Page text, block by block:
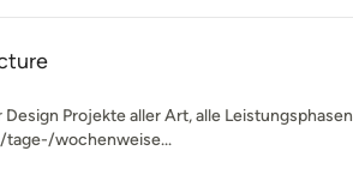
Projekte aller Art, alle Leistungsphasen
tage-/wochenweise...